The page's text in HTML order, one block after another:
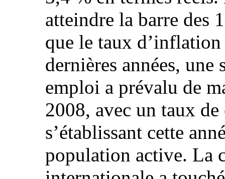
atteindre la barre des
que le taux d’inflation
dernières années,
emploi a prévalu de
2008, avec un taux de
s’établissant cette
population active. La